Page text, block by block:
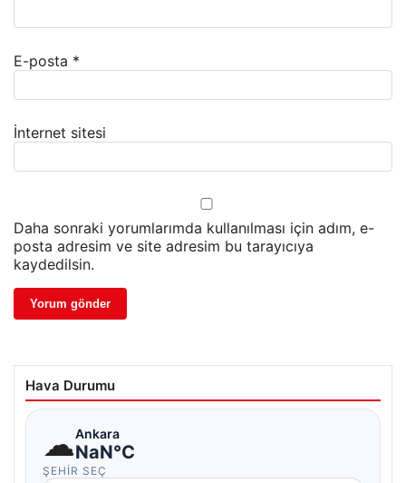
E-posta *
İnternet sitesi
Daha sonraki yorumlarımda kullanılması için adım, e-
posta adresim ve site adresim bu tarayıcıya
kaydedilsin.
Hava Durumu
☁Ankara
NaN°C
ŞEHIR SEÇ